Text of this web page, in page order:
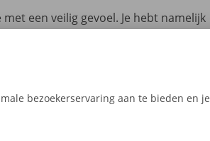
een veilig gevoel. Je hebt namelijk
in beeld.
bezoekerservaring aan te bieden en je